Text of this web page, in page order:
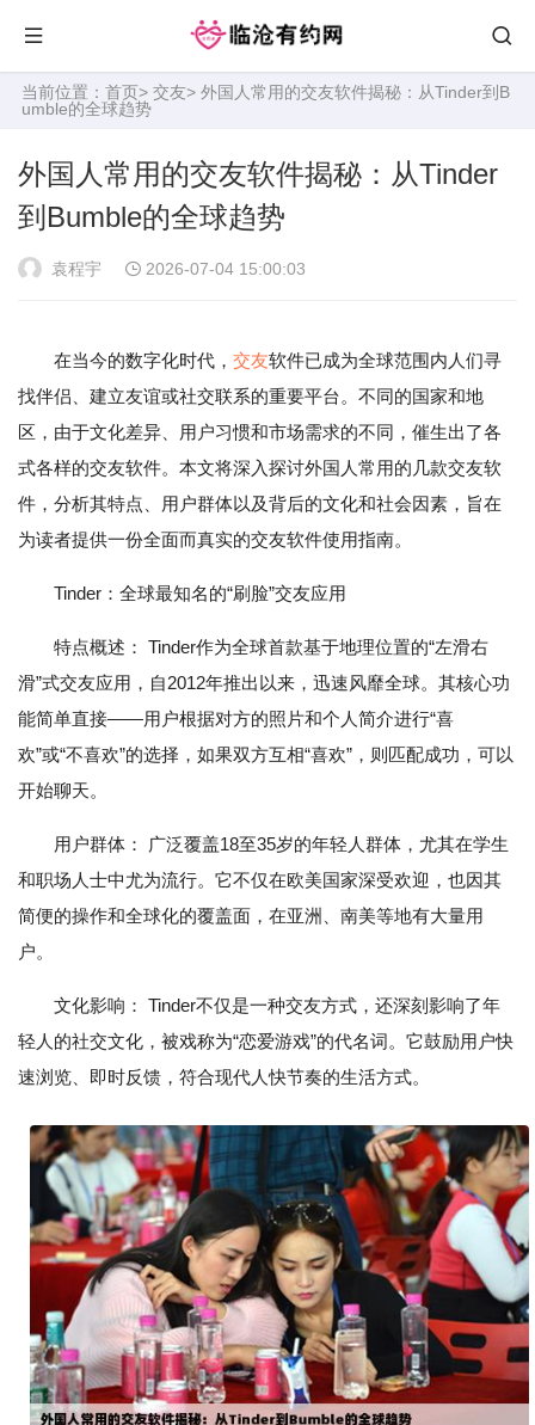
当前位置： 首页> 交友> 外国人常用的交友软件揭秘：从Tinder到B
umble的全球趋势
外国人常用的交友软件揭秘：从Tinder
到Bumble的全球趋势
袁程宇 2026-07-04 15:00:03
在当今的数字化时代， 交友软件已成为全球范围内人们寻
找伴侣、建立友谊或社交联系的重要平台。不同的国家和地
区，由于文化差异、用户习惯和市场需求的不同，催生出了各
式各样的交友软件。本文将深入探讨外国人常用的几款交友软
件，分析其特点、用户群体以及背后的文化和社会因素，旨在
为读者提供一份全面而真实的交友软件使用指南。
Tinder：全球最知名的“刷脸”交友应用
特点概述： Tinder作为全球首款基于地理位置的“左滑右
滑”式交友应用，自2012年推出以来，迅速风靡全球。其核心功
能简单直接——用户根据对方的照片和个人简介进行“喜
欢”或“不喜欢”的选择，如果双方互相“喜欢”，则匹配成功，可以
开始聊天。
用户群体： 广泛覆盖18至35岁的年轻人群体，尤其在学生
和职场人士中尤为流行。它不仅在欧美国家深受欢迎，也因其
简便的操作和全球化的覆盖面，在亚洲、南美等地有大量用
户。
文化影响： Tinder不仅是一种交友方式，还深刻影响了年
轻人的社交文化，被戏称为“恋爱游戏”的代名词。它鼓励用户快
速浏览、即时反馈，符合现代人快节奏的生活方式。